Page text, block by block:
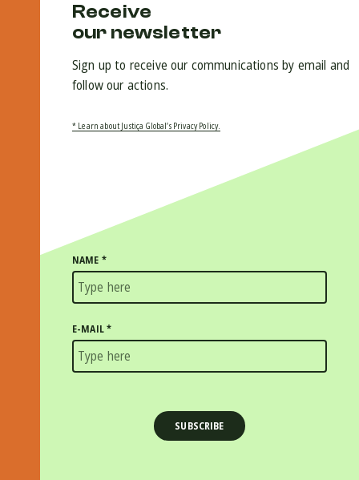
Receive
our newsletter
Sign up to receive our communications by email and
follow our actions.
* Learn about Justiça Global’s Privacy Policy.
NAME *
E-MAIL*